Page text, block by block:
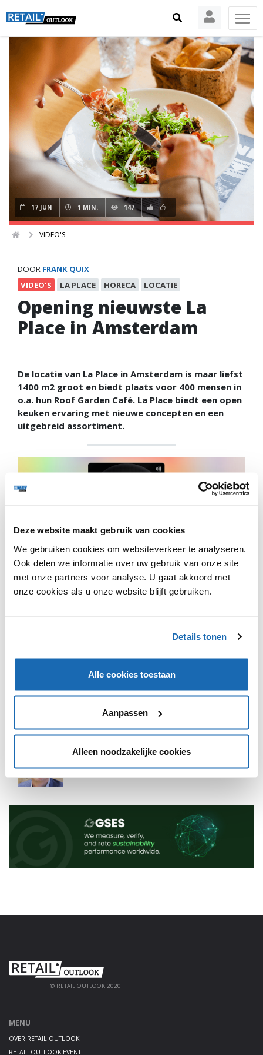
Deze website maakt gebruik van cookies
We gebruiken cookies om websiteverkeer te analyseren.
Ook delen we informatie over uw gebruik van onze site
met onze partners voor analyse. U gaat akkoord met
onze cookies als u onze website blijft gebruiken.
Details tonen
Alle cookies toestaan
Aanpassen
Alleen noodzakelijke cookies
17 JUN 1 MIN. 147
VIDEO'S
DOOR FRANK QUIX
VIDEO'S
LA PLACE HORECA LOCATIE
Opening nieuwste La
Place in Amsterdam
De locatie van La Place in Amsterdam is maar liefst
1400 m2 groot en biedt plaats voor 400 mensen in
o.a. hun Roof Garden Café. La Place biedt een open
keuken ervaring met nieuwe concepten en een
uitgebreid assortiment.
FRANK QUIX
vanQ&A
© RETAIL OUTLOOK 2020
MENU
OVER RETAIL OUTLOOK
RETAIL OUTLOOK EVENT